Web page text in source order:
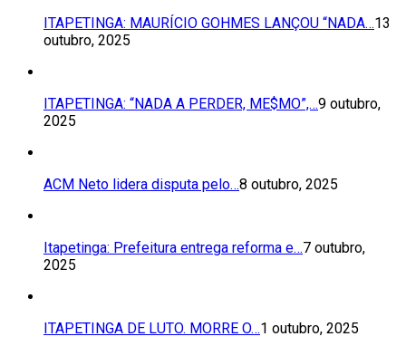
ITAPETINGA: MAURÍCIO GOHMES LANÇOU “NADA…13
outubro, 2025
ITAPETINGA: “NADA A PERDER, ME$MO”,…9 outubro,
2025
ACM Neto lidera disputa pelo…8 outubro, 2025
Itapetinga: Prefeitura entrega reforma e…7 outubro,
2025
ITAPETINGA DE LUTO. MORRE O…1 outubro, 2025